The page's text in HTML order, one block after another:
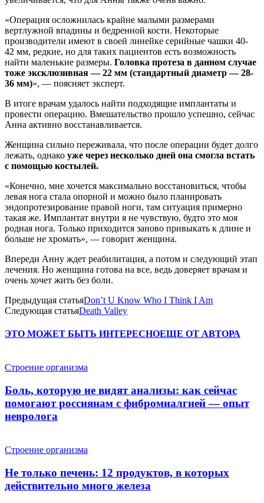
«Операция осложнилась крайне малыми размерами
вертлужной впадины и бедренной кости. Некоторые
производители имеют в своей линейке серийные чашки 40-
42 мм, редкие, но для таких пациентов есть возможность
найти маленькие размеры. Головка протеза в данном случае
тоже эксклюзивная — 22 мм (стандартный диаметр — 28-
36 мм)», — поясняет эксперт.
В итоге врачам удалось найти подходящие имплантаты и
провести операцию. Вмешательство прошло успешно, сейчас
Анна активно восстанавливается.
Женщина сильно переживала, что после операции будет долго
лежать, однако уже через несколько дней она смогла встать
с помощью костылей.
«Конечно, мне хочется максимально восстановиться, чтобы
левая нога стала опорной и можно было планировать
эндопротезирование правой ноги, там ситуация примерно
такая же. Имплантат внутри я не чувствую, будто это моя
родная нога. Только приходится заново привыкать к длине и
больше не хромать», — говорит женщина.
Впереди Анну ждет реабилитация, а потом и следующий этап
лечения. Но женщина готова на все, ведь доверяет врачам и
очень хочет жить без боли.
Предыдущая статьяDon’t U Know Who I Think I Am
Следующая статьяDeath Valley
ЭТО МОЖЕТ БЫТЬ ИНТЕРЕСНОЕЩЕ ОТ АВТОРА
Строение организма
Боль, которую не видят анализы: как сейчас
помогают россиянам с фибромиалгией — опыт
невролога
Строение организма
Не только печень: 12 продуктов, в которых
действительно много железа